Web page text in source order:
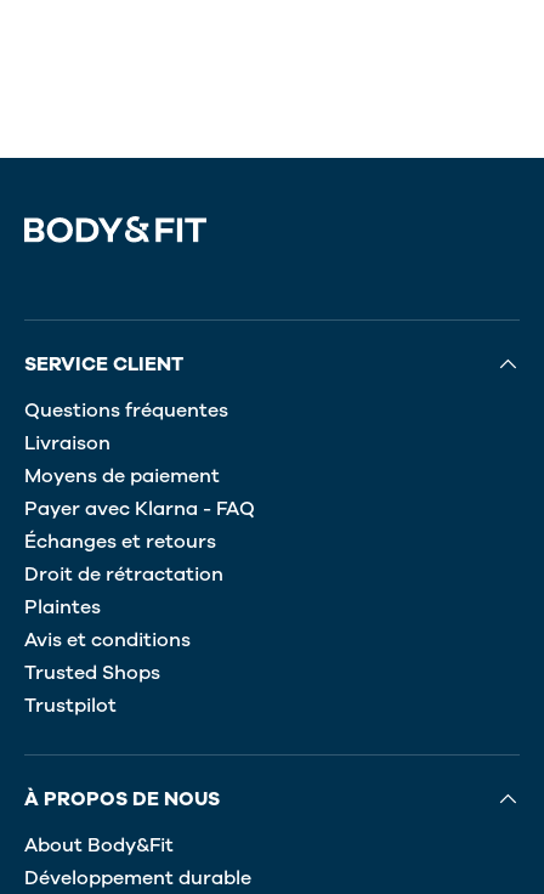
SERVICE CLIENT
Questions fréquentes
Livraison
Moyens de paiement
Payer avec Klarna - FAQ
Échanges et retours
Droit de rétractation
Plaintes
Avis et conditions
Trusted Shops
Trustpilot
À PROPOS DE NOUS
About Body&Fit
Développement durable